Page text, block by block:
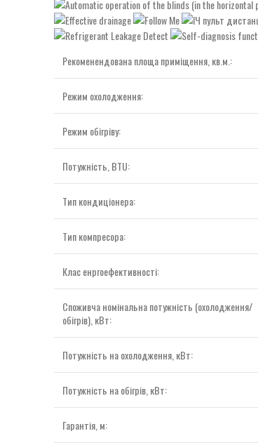
Рекоменендована площа приміщення, кв.м.:
Режим охолодження:
Режим обігріву:
Потужність, BTU:
Тип кондиціонера:
Тип компресора:
Клас енргоефективності:
Споживча номінальна потужність (охолодження/
обігрів), кВт:
Потужність на охолодження, кВт:
Потужність на обігрів, кВт:
Гарантія, м: